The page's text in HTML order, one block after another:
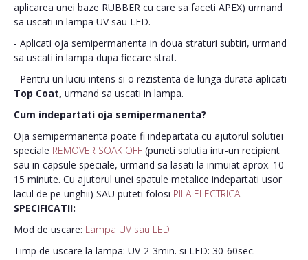
aplicarea unei baze RUBBER cu care sa faceti APEX) urmand
sa uscati in lampa UV sau LED.
- Aplicati oja semipermanenta in doua straturi subtiri, urmand
sa uscati in lampa dupa fiecare strat.
- Pentru un luciu intens si o rezistenta de lunga durata aplicati
Top Coat, urmand sa uscati in lampa.
Cum indepartati oja semipermanenta?
Oja semipermanenta poate fi indepartata cu ajutorul solutiei
speciale REMOVER SOAK OFF (puneti solutia intr-un recipient
sau in capsule speciale, urmand sa lasati la inmuiat aprox. 10-
15 minute. Cu ajutorul unei spatule metalice indepartati usor
lacul de pe unghii) SAU puteti folosi PILA ELECTRICA.
SPECIFICATII:
Mod de uscare: Lampa UV sau LED
Timp de uscare la lampa: UV-2-3min. si LED: 30-60sec.